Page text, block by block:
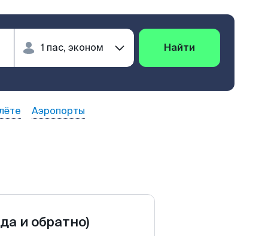
Найти
Аэропорты
и обратно)